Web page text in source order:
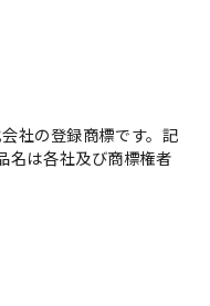
社の登録商標です。記
名は各社及び商標権者